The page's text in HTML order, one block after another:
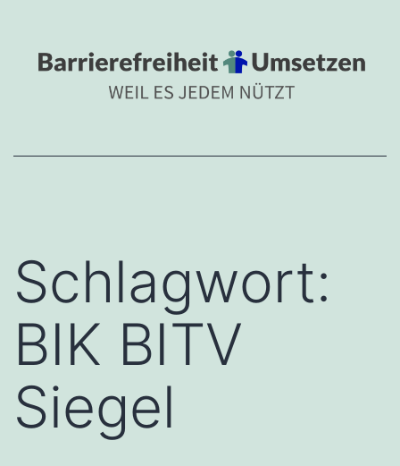
springen
Barrierefreiheit umsetzen
Schlagwort:
BIK BITV
Siegel